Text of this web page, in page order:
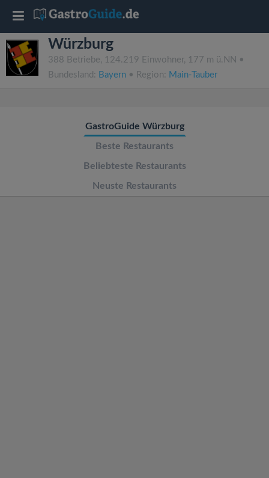
Würzburg
388 Betriebe, 124.219 Einwohner, 177 m ü.NN •
Bundesland: Bayern • Region: Main-Tauber
GastroGuide Würzburg
Beste Restaurants
Beliebteste Restaurants
Neuste Restaurants
T
o
g